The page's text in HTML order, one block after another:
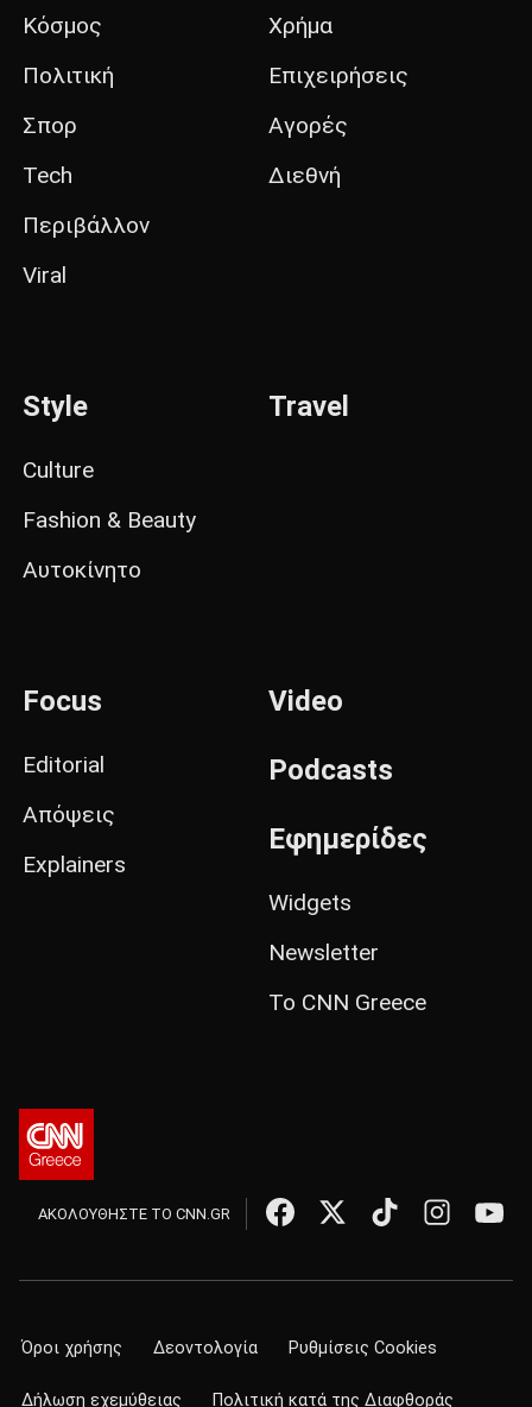
Κόσμος
Πολιτική
Σπορ
Tech
Περιβάλλον
Viral
Χρήμα
Επιχειρήσεις
Αγορές
Διεθνή
Style
Culture
Fashion & Beauty
Αυτοκίνητο
Travel
Focus
Editorial
Απόψεις
Explainers
Video
Podcasts
Εφημερίδες
Widgets
Newsletter
Το CNN Greece
ΑΚΟΛΟΥΘΗΣΤΕ ΤΟ CNN.GR
Όροι χρήσης Δεοντολογία Ρυθμίσεις Cookies
Δήλωση εχεμύθειας Πολιτική κατά της Διαφθοράς